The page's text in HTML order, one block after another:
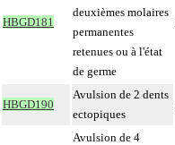
HBGD181
deuxièmes molaires
permanentes
retenues ou à l'état
de germe
HBGD190
Avulsion de 2 dents
ectopiques
Avulsion de 4